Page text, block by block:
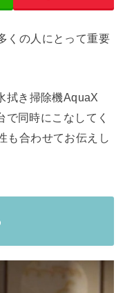
くの人にとって重要
拭き掃除機AquaX
同時にこなしてく
合わせてお伝えし